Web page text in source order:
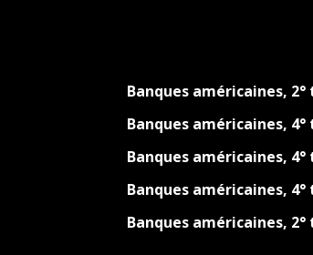
Banques américaines,
Banques américaines,
Banques américaines,
Banques américaines,
Banques américaines,